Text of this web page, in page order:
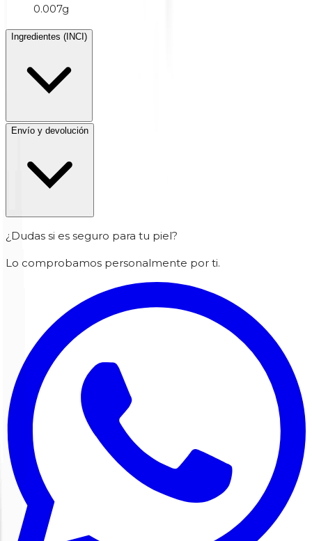
0.007g
Ingredientes (INCI)
Envío y devolución
¿Dudas si es seguro para tu piel?
Lo comprobamos personalmente por ti.